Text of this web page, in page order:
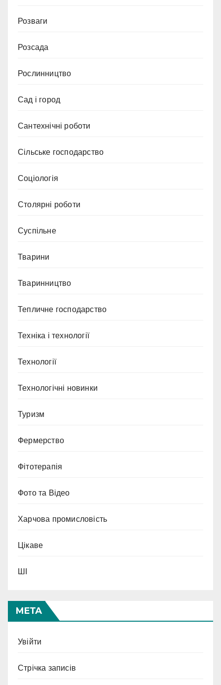
Розваги
Розсада
Рослинництво
Сад і город
Сантехнічні роботи
Сільське господарство
Соціологія
Столярні роботи
Суспільне
Тварини
Тваринництво
Тепличне господарство
Техніка і технології
Технології
Технологічні новинки
Туризм
Фермерство
Фітотерапія
Фото та Відео
Харчова промисловість
Цікаве
ШІ
МЕТА
Увійти
Стрічка записів